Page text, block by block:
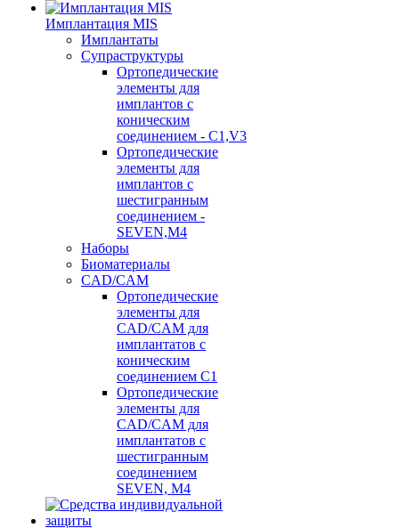
Имплантация MIS
Имплантаты
Супраструктуры
Ортопедические
элементы для
имплантов с
коническим
соединением - C1,V3
Ортопедические
элементы для
имплантов с
шестигранным
соединением -
SEVEN,M4
Наборы
Биоматериалы
CAD/CAM
Ортопедические
элементы для
CAD/CAM для
имплантатов с
коническим
соединением С1
Ортопедические
элементы для
CAD/CAM для
имплантатов с
шестигранным
соединением
SEVEN, М4